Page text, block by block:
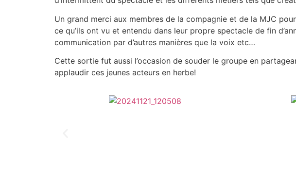
Un grand merci aux membres de la compagnie et de la MJC
ce qu’ils ont vu et entendu dans leur propre spectacle de fin
communication par d’autres manières que la voix etc…
Cette sortie fut aussi l’occasion de souder le groupe en
applaudir ces jeunes acteurs en herbe!